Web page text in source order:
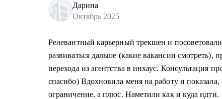
Дарина
Октябрь 2025
Релевантный карьерный трекшен и
развиваться дальше (какие вакансии смотреть),
перехода из агентства в инхаус. Консультация
спасибо) Вдохновила меня на работу и
ограничение, а плюс. Наметили как и куда идти.